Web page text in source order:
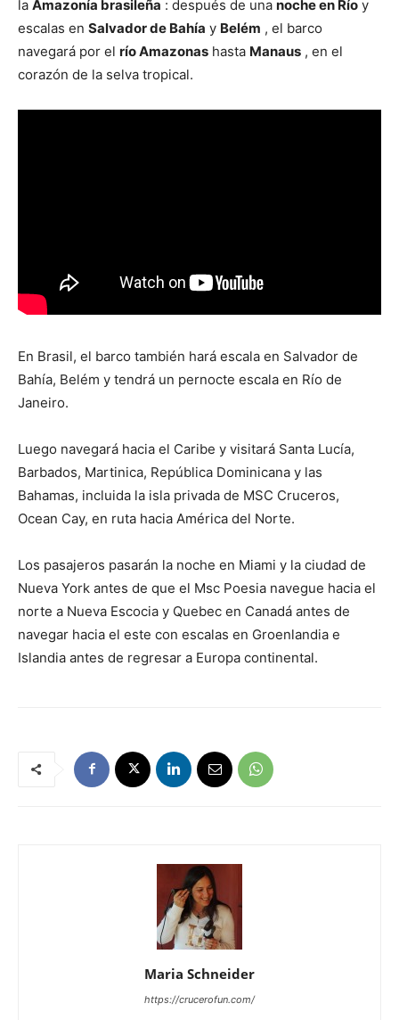
la Amazonía brasileña : después de una noche en Río y
escalas en Salvador de Bahía y Belém , el barco
navegará por el río Amazonas hasta Manaus , en el
corazón de la selva tropical.
En Brasil, el barco también hará escala en Salvador de
Bahía, Belém y tendrá un pernocte escala en Río de
Janeiro.
Luego navegará hacia el Caribe y visitará Santa Lucía,
Barbados, Martinica, República Dominicana y las
Bahamas, incluida la isla privada de MSC Cruceros,
Ocean Cay, en ruta hacia América del Norte.
Los pasajeros pasarán la noche en Miami y la ciudad de
Nueva York antes de que el Msc Poesia navegue hacia el
norte a Nueva Escocia y Quebec en Canadá antes de
navegar hacia el este con escalas en Groenlandia e
Islandia antes de regresar a Europa continental.
Maria Schneider
https://crucerofun.com/